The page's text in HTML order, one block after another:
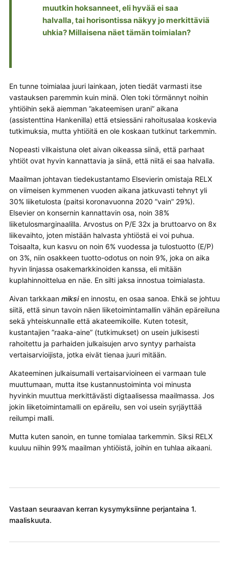
muutkin hoksanneet, eli hyvää ei saa
halvalla, tai horisontissa näkyy jo merkittäviä
uhkia? Millaisena näet tämän toimialan?
En tunne toimialaa juuri lainkaan, joten tiedät varmasti itse
vastauksen paremmin kuin minä. Olen toki törmännyt noihin
yhtiöihin sekä aiemman ”akateemisen urani” aikana
(assistenttina Hankenilla) että etsiessäni rahoitusalaa koskevia
tutkimuksia, mutta yhtiöitä en ole koskaan tutkinut tarkemmin.
Nopeasti vilkaistuna olet aivan oikeassa siinä, että parhaat
yhtiöt ovat hyvin kannattavia ja siinä, että niitä ei saa halvalla.
Maailman johtavan tiedekustantamo Elsevierin omistaja RELX
on viimeisen kymmenen vuoden aikana jatkuvasti tehnyt yli
30% liiketulosta (paitsi koronavuonna 2020 ”vain” 29%).
Elsevier on konsernin kannattavin osa, noin 38%
liiketulosmarginaalilla. Arvostus on P/E 32x ja bruttoarvo on 8x
liikevaihto, joten mistään halvasta yhtiöstä ei voi puhua.
Toisaalta, kun kasvu on noin 6% vuodessa ja tulostuotto (E/P)
on 3%, niin osakkeen tuotto-odotus on noin 9%, joka on aika
hyvin linjassa osakemarkkinoiden kanssa, eli mitään
kuplahinnoittelua en näe. En silti jaksa innostua toimialasta.
Aivan tarkkaan miksien innostu, en osaa sanoa. Ehkä se johtuu
siitä, että sinun tavoin näen liiketoimintamallin vähän epäreiluna
sekä yhteiskunnalle että akateemikoille. Kuten totesit,
kustantajien ”raaka-aine” (tutkimukset) on usein julkisesti
rahoitettu ja parhaiden julkaisujen arvo syntyy parhaista
vertaisarvioijista, jotka eivät tienaa juuri mitään.
Akateeminen julkaisumalli vertaisarvioineen ei varmaan tule
muuttumaan, mutta itse kustannustoiminta voi minusta
hyvinkin muuttua merkittävästi digtaalisessa maailmassa. Jos
jokin liiketoimintamalli on epäreilu, sen voi usein syrjäyttää
reilumpi malli.
Mutta kuten sanoin, en tunne tomialaa tarkemmin. Siksi RELX
kuuluu niihin 99% maailman yhtiöistä, joihin en tuhlaa aikaani.
Vastaan seuraavan kerran kysymyksiinne perjantaina 1.
maaliskuuta.